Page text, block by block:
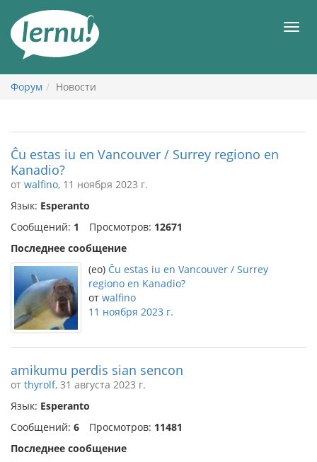
содержанию
Форум Новости
Ĉu estas iu en Vancouver / Surrey regiono en
Kanadio?
от walfino, 11 ноября 2023 г.
Язык: Esperanto
Сообщений: 1 Просмотров: 12671
Последнее сообщение
(eo) Ĉu estas iu en Vancouver / Surrey
regiono en Kanadio?
от walfino
11 ноября 2023 г.
amikumu perdis sian sencon
от thyrolf, 31 августа 2023 г.
Язык: Esperanto
Сообщений: 6 Просмотров: 11481
Последнее сообщение